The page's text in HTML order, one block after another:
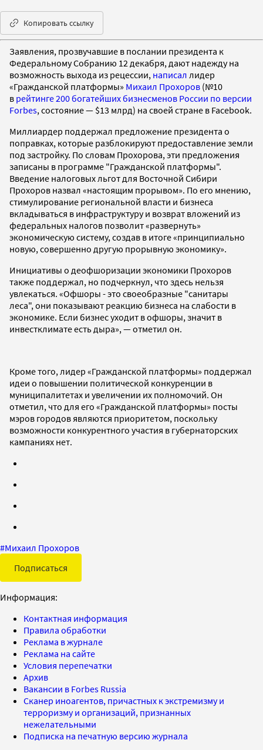
Копировать ссылку
Заявления, прозвучавшие в послании президента к
Федеральному Собранию 12 декабря, дают надежду на
возможность выхода из рецессии, написал лидер
«Гражданской платформы» Михаил Прохоров (№10
в рейтинге 200 богатейших бизнесменов России по версии
Forbes, состояние — $13 млрд) на своей стране в Facebook.
Миллиардер поддержал предложение президента о
поправках, которые разблокируют предоставление земли
под застройку. По словам Прохорова, эти предложения
записаны в программе "Гражданской платформы".
Введение налоговых льгот для Восточной Сибири
Прохоров назвал «настоящим прорывом». По его мнению,
стимулирование региональной власти и бизнеса
вкладываться в инфраструктуру и возврат вложений из
федеральных налогов позволит «развернуть»
экономическую систему, создав в итоге «принципиально
новую, совершенно другую прорывную экономику».
Инициативы о деофшоризации экономики Прохоров
также поддержал, но подчеркнул, что здесь нельзя
увлекаться. «Офшоры - это своеобразные "санитары
леса", они показывают реакцию бизнеса на слабости в
экономике. Если бизнес уходит в офшоры, значит в
инвестклимате есть дыра», — отметил он.
Кроме того, лидер «Гражданской платформы» поддержал
идеи о повышении политической конкуренции в
муниципалитетах и увеличении их полномочий. Он
отметил, что для его «Гражданской платформы» посты
мэров городов являются приоритетом, поскольку
возможности конкурентного участия в губернаторских
кампаниях нет.
#Михаил Прохоров
Подписаться
Информация:
Контактная информация
Правила обработки
Реклама в журнале
Реклама на сайте
Условия перепечатки
Архив
Вакансии в Forbes Russia
Сканер иноагентов, причастных к экстремизму и
терроризму и организаций, признанных
нежелательными
Подписка на печатную версию журнала